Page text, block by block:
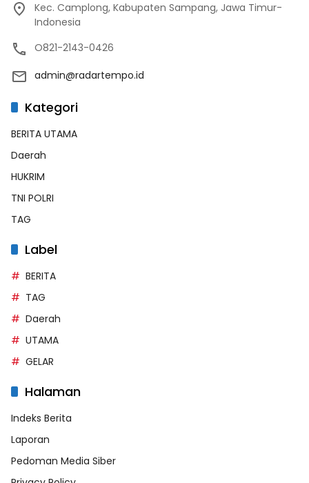
Kec. Camplong, Kabupaten Sampang, Jawa Timur-
Indonesia
O821-2143-0426
admin@radartempo.id
Kategori
BERITA UTAMA
Daerah
HUKRIM
TNI POLRI
TAG
Label
BERITA
TAG
Daerah
UTAMA
GELAR
Halaman
Indeks Berita
Laporan
Pedoman Media Siber